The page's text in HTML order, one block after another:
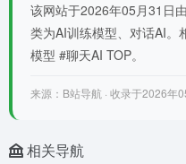
该网站于2026年05月31日
类为AI训练模型、对话AI。
模型 #聊天AI TOP。
来源：B站导航 · 收录于2026年
相关导航